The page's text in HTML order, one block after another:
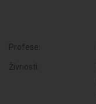
Profese:
Živnosti: